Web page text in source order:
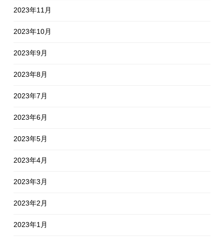
2023年11月
2023年10月
2023年9月
2023年8月
2023年7月
2023年6月
2023年5月
2023年4月
2023年3月
2023年2月
2023年1月